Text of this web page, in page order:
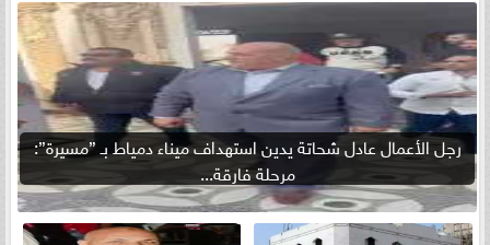
رجل الأعمال عادل شحاتة يدين استهداف ميناء دمياط بـ ”مسيرة”:
مرحلة فارقة...